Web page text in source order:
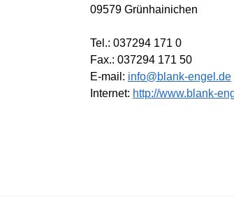
09579 Grünhainichen
Tel.: 037294 171 0
Fax.: 037294 171 50
E-mail: info@blank-engel.de
Internet: http://www.blank-